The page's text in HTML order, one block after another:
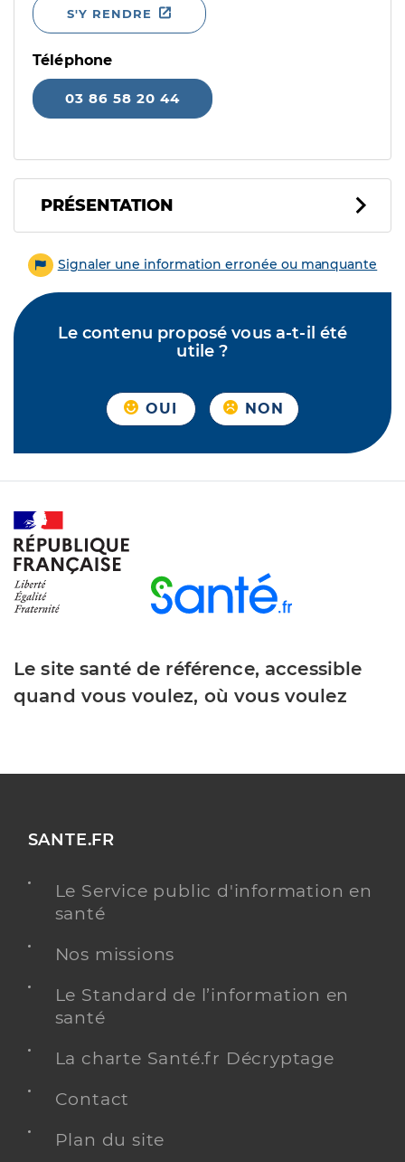
S'Y RENDRE
Téléphone
03 86 58 20 44
PRÉSENTATION
Signaler une information erronée ou manquante
Le contenu proposé vous a-t-il été
utile ?
OUI NON
Le site santé de référence, accessible
quand vous voulez, où vous voulez
SANTE.FR
Le Service public d'information en
santé
Nos missions
Le Standard de l’information en
santé
La charte Santé.fr Décryptage
Contact
Plan du site